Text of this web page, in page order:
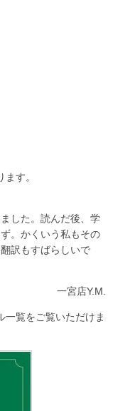
す。
した。読んだ後、学
。かくいう私もその
訳もすばらしいで
一宮店Y.M.
一覧をご覧いただけま